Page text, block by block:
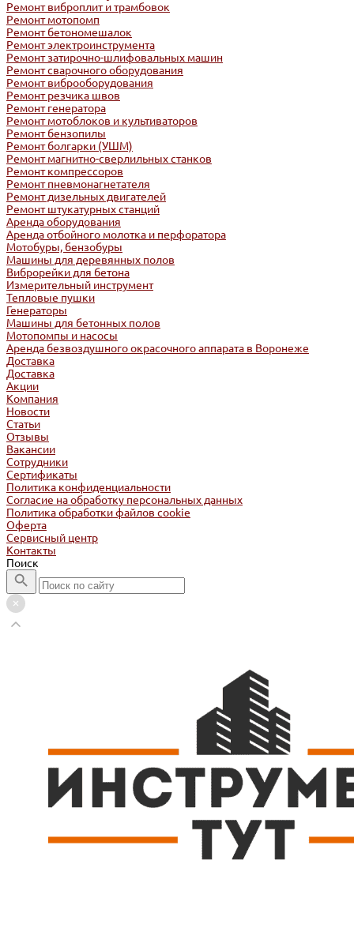
Ремонт виброплит и трамбовок
Ремонт мотопомп
Ремонт бетономешалок
Ремонт электроинструмента
Ремонт затирочно-шлифовальных машин
Ремонт сварочного оборудования
Ремонт виброоборудования
Ремонт резчика швов
Ремонт генератора
Ремонт мотоблоков и культиваторов
Ремонт бензопилы
Ремонт болгарки (УШМ)
Ремонт магнитно-сверлильных станков
Ремонт компрессоров
Ремонт пневмонагнетателя
Ремонт дизельных двигателей
Ремонт штукатурных станций
Аренда оборудования
Аренда отбойного молотка и перфоратора
Мотобуры, бензобуры
Машины для деревянных полов
Виброрейки для бетона
Измерительный инструмент
Тепловые пушки
Генераторы
Машины для бетонных полов
Мотопомпы и насосы
Аренда безвоздушного окрасочного аппарата в Воронеже
Доставка
Доставка
Акции
Компания
Новости
Статьи
Отзывы
Вакансии
Сотрудники
Сертификаты
Политика конфиденциальности
Согласие на обработку персональных данных
Политика обработки файлов cookie
Оферта
Сервисный центр
Контакты
Поиск